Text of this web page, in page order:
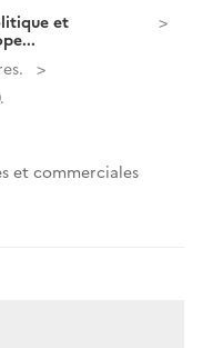
et
et commerciales